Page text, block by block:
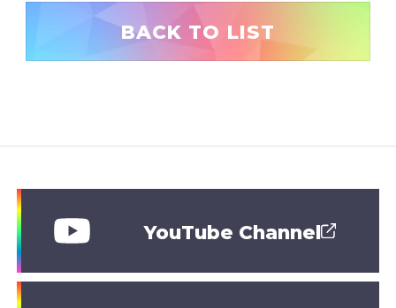
BACK TO LIST
YouTube Channel